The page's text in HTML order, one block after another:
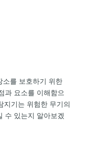
소를 보호하기 위한
과 요소를 이해함으
지기는 위험한 무기의
수 있는지 알아보겠